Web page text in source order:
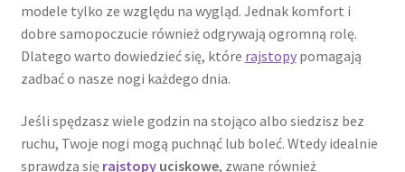
modele tylko ze względu na wygląd. Jednak komfort i
dobre samopoczucie również odgrywają ogromną rolę.
Dlatego warto dowiedzieć się, które rajstopypomagają
zadbać o nasze nogi każdego dnia.
Jeśli spędzasz wiele godzin na stojąco albo siedzisz bez
ruchu, Twoje nogi mogą puchnąć lub boleć. Wtedy idealnie
sprawdzą się rajstopyuciskowe, zwane również